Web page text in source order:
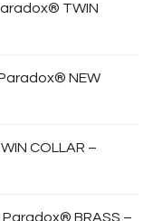
TWIN
NEW
COLLAR –
BRASS –